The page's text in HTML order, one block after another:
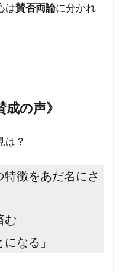
は賛否両論に分かれ
成の声》
は？
特徴をあだ名にさ
」
なる」